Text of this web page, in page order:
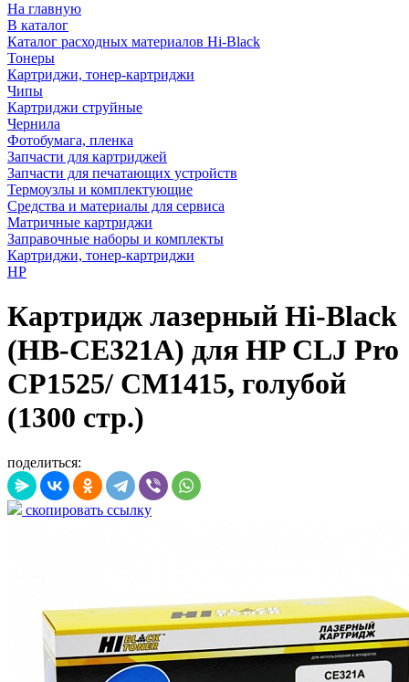
На главную
В каталог
Каталог расходных материалов Hi-Black
Тонеры
Картриджи, тонер-картриджи
Чипы
Картриджи струйные
Чернила
Фотобумага, пленка
Запчасти для картриджей
Запчасти для печатающих устройств
Термоузлы и комплектующие
Средства и материалы для сервиса
Матричные картриджи
Заправочные наборы и комплекты
Картриджи, тонер-картриджи
HP
Картридж лазерный Hi-Black
(HB-CE321A) для HP CLJ Pro
CP1525/ CM1415, голубой
(1300 стр.)
поделиться:
скопировать ссылку